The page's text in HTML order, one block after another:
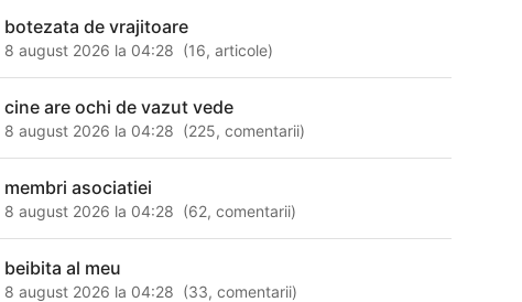
botezata de vrajitoare
8 august 2026 la 04:28 (16,articole)
cine are ochi de vazut vede
8 august 2026 la 04:28 (225,comentarii)
membri asociatiei
8 august 2026 la 04:28 (62,comentarii)
beibita al meu
8 august 2026 la 04:28 (33,comentarii)